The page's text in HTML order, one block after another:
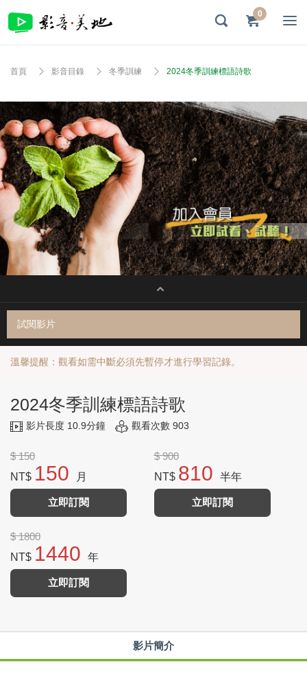
0
首頁 影音目錄 冬季訓練 2024冬季訓練標語詩歌
試閱影片
溫馨提醒：觀看如需中斷必須先暫停才進行學習記錄。
2024冬季訓練標語詩歌
影片長度 10.9分鐘 觀看次數 903
$ 150
NT$ 150 月
立即訂閱
$ 900
NT$ 810 半年
立即訂閱
$ 1800
NT$ 1440 年
立即訂閱
影片簡介